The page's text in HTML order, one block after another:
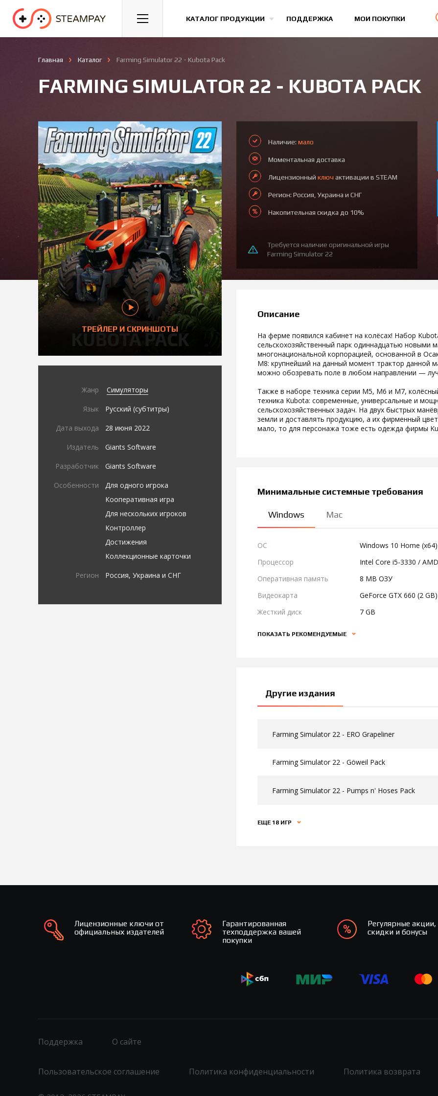
КАТАЛОГ ПРОДУКЦИИ ПОДДЕРЖКА МОИ ПОКУПКИ
Спорт Гонки Казуальные Все игры
Главная Каталог Farming Simulator 22 - Kubota Pack
FARMING SIMULATOR 22 - KUBOTA PACK
ТРЕЙЛЕР И СКРИНШОТЫ
Жанр Симуляторы
Язык Русский (субтитры)
Дата выхода 28 июня 2022
Издатель Giants Software
Разработчик Giants Software
Особенности
Для одного игрока
Кооперативная игра
Для нескольких игроков
Контроллер
Достижения
Коллекционные карточки
Регион Россия, Украина и СНГ
Наличие: мало
Моментальная доставка
Лицензионный ключ активации в STEAM
Регион: Россия, Украина и СНГ
Накопительная скидка до 10%
Требуется наличие оригинальной игры
Farming Simulator 22
Описание
На ферме появился кабинет на колёсах! Набор
сельскохозяйственный парк одиннадцатью
многонациональной корпорацией, основанной в
M8: крупнейший на данный момент трактор данной
можно обозревать поле в любом направлении —
Также в наборе техника серии М5, М6 и М7,
техника Kubota: современные, универсальные и
сельскохозяйственных задач. На двух быстрых
земли и доставлять продукцию, а их фирменный
мало, то для персонажа тоже есть одежда фирмы
Минимальные системные требования
Windows Mac
ОС
Windows 10 Home (x64)
Процессор
Intel Core i5-3330 /
Оперативная память
8 MB ОЗУ
Видеокарта
GeForce GTX 660 (2
Жесткий диск
7 GB
ПОКАЗАТЬ РЕКОМЕНДУЕМЫЕ
Другие издания
Farming Simulator 22 - ERO Grapeliner
Farming Simulator 22 - Göweil Pack
Farming Simulator 22 - Pumps n' Hoses Pack
ЕЩЕ 18 ИГР
Лицензионные ключи от
официальных издателей
Гарантированная
техподдержка вашей
покупки
Регулярные акции,
скидки и бонусы
Поддержка О сайте
Пользовательское соглашение Политика конфиденциальности Политика возврата